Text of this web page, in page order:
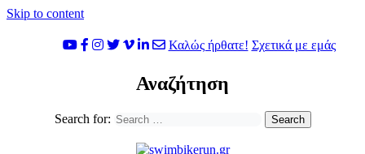
Skip to content
Καλώς ήρθατε! Σχετικά με εμάς
Αναζήτηση
Search for: